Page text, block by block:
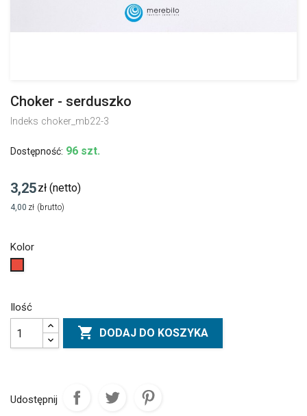
Choker - serduszko
Indeks choker_mb22-3
Dostępność: 96 szt.
3,25zł (netto)
4,00 zł (brutto)
Kolor
Ilość
 DODAJ DO KOSZYKA
Udostępnij